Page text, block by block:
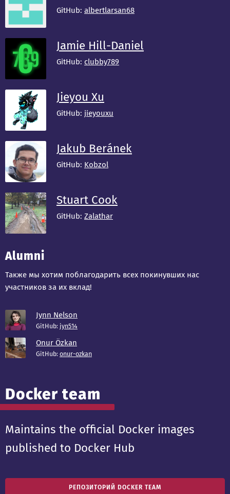
GitHub: albertlarsan68
Jamie Hill-Daniel
GitHub: clubby789
Jieyou Xu
GitHub: jieyouxu
Jakub Beránek
GitHub: Kobzol
Stuart Cook
GitHub: Zalathar
Alumni
Также мы хотим поблагодарить всех покинувших нас
участников за их вклад!
Jynn Nelson
GitHub: jyn514
Onur Özkan
GitHub: onur-ozkan
Docker team
Maintains the official Docker images
published to Docker Hub
РЕПОЗИТОРИЙ DOCKER TEAM